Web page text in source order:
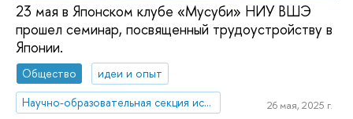
23 мая в Японском клубе «Мусуби» НИУ ВШЭ
прошел семинар, посвященный трудоустройству в
Японии.
Общество
идеи и опыт
Научно-образовательная секция исследований Японии
26 мая, 2025 г.